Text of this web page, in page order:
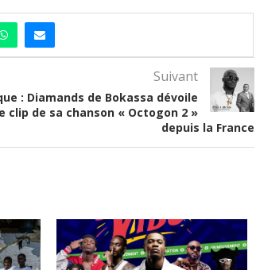
Suivant
: Diamands de Bokassa dévoile
clip de sa chanson « Octogon 2 »
depuis la France